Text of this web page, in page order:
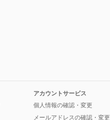
アカウントサービス
個人情報の確認・変更
メールアドレスの確認・変更